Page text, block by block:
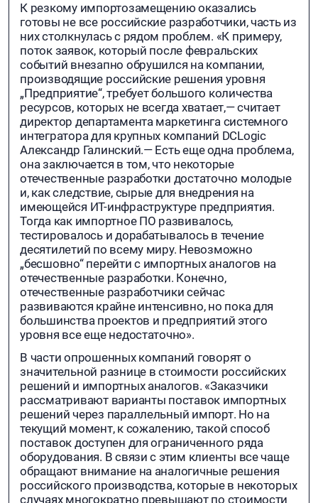
К резкому импортозамещению оказались
готовы не все российские разработчики, часть из
них столкнулась с рядом проблем. «К примеру,
поток заявок, который после февральских
событий внезапно обрушился на компании,
производящие российские решения уровня
„Предприятие“, требует большого количества
ресурсов, которых не всегда хватает,— считает
директор департамента маркетинга системного
интегратора для крупных компаний DCLogic
Александр Галинский.— Есть еще одна проблема,
она заключается в том, что некоторые
отечественные разработки достаточно молодые
и, как следствие, сырые для внедрения на
имеющейся ИТ-инфраструктуре предприятия.
Тогда как импортное ПО развивалось,
тестировалось и дорабатывалось в течение
десятилетий по всему миру. Невозможно
„бесшовно“ перейти с импортных аналогов на
отечественные разработки. Конечно,
отечественные разработчики сейчас
развиваются крайне интенсивно, но пока для
большинства проектов и предприятий этого
уровня все еще недостаточно».
В части опрошенных компаний говорят о
значительной разнице в стоимости российских
решений и импортных аналогов. «Заказчики
рассматривают варианты поставок импортных
решений через параллельный импорт. Но на
текущий момент, к сожалению, такой способ
поставок доступен для ограниченного ряда
оборудования. В связи с этим клиенты все чаще
обращают внимание на аналогичные решения
российского производства, которые в некоторых
случаях многократно превышают по стоимости